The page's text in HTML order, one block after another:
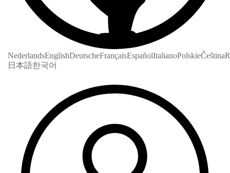
NederlandsEnglishDeutscheFrançaisEspañolItalianoPolskieČeština
日本語한국어